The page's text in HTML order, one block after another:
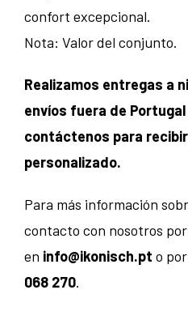
confort excepcional.
Nota: Valor del conjunto.
Realizamos entregas a
envíos fuera de
contáctenos para
personalizado.
Para más información
contacto con nosotros
en info@ikonisch.pt o
068 270.